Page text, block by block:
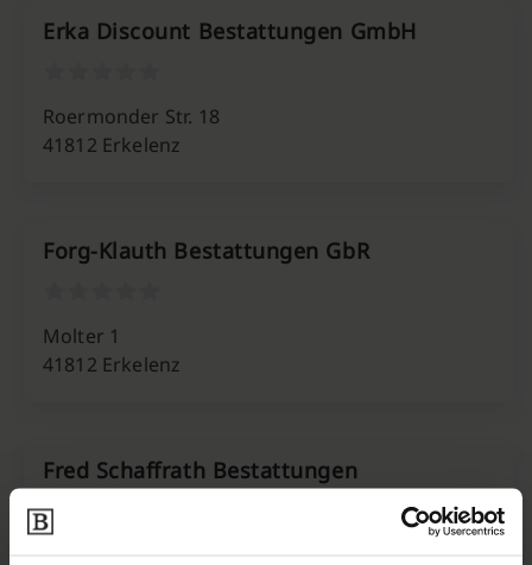
Erka Discount Bestattungen GmbH
Roermonder Str. 18
41812 Erkelenz
Forg-Klauth Bestattungen GbR
Molter 1
41812 Erkelenz
Fred Schaffrath Bestattungen